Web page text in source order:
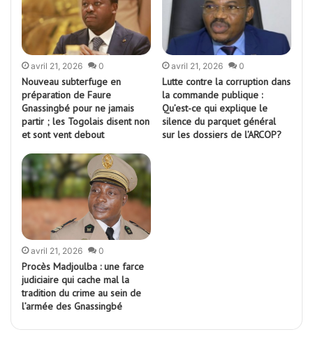
avril 21, 2026 0
Nouveau subterfuge en
préparation de Faure
Gnassingbé pour ne jamais
partir ; les Togolais disent non
et sont vent debout
avril 21, 2026 0
Lutte contre la corruption dans
la commande publique :
Qu’est-ce qui explique le
silence du parquet général
sur les dossiers de l’ARCOP?
avril 21, 2026 0
Procès Madjoulba : une farce
judiciaire qui cache mal la
tradition du crime au sein de
l’armée des Gnassingbé